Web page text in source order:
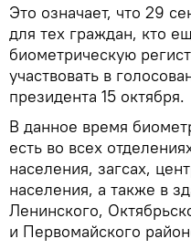
Это означает, что 29
для тех граждан, кто
биометрическую
участвовать в
президента 15 октября.
В данное время
есть во всех
населения, загсах,
населения, а также в
Ленинского,
и Первомайского